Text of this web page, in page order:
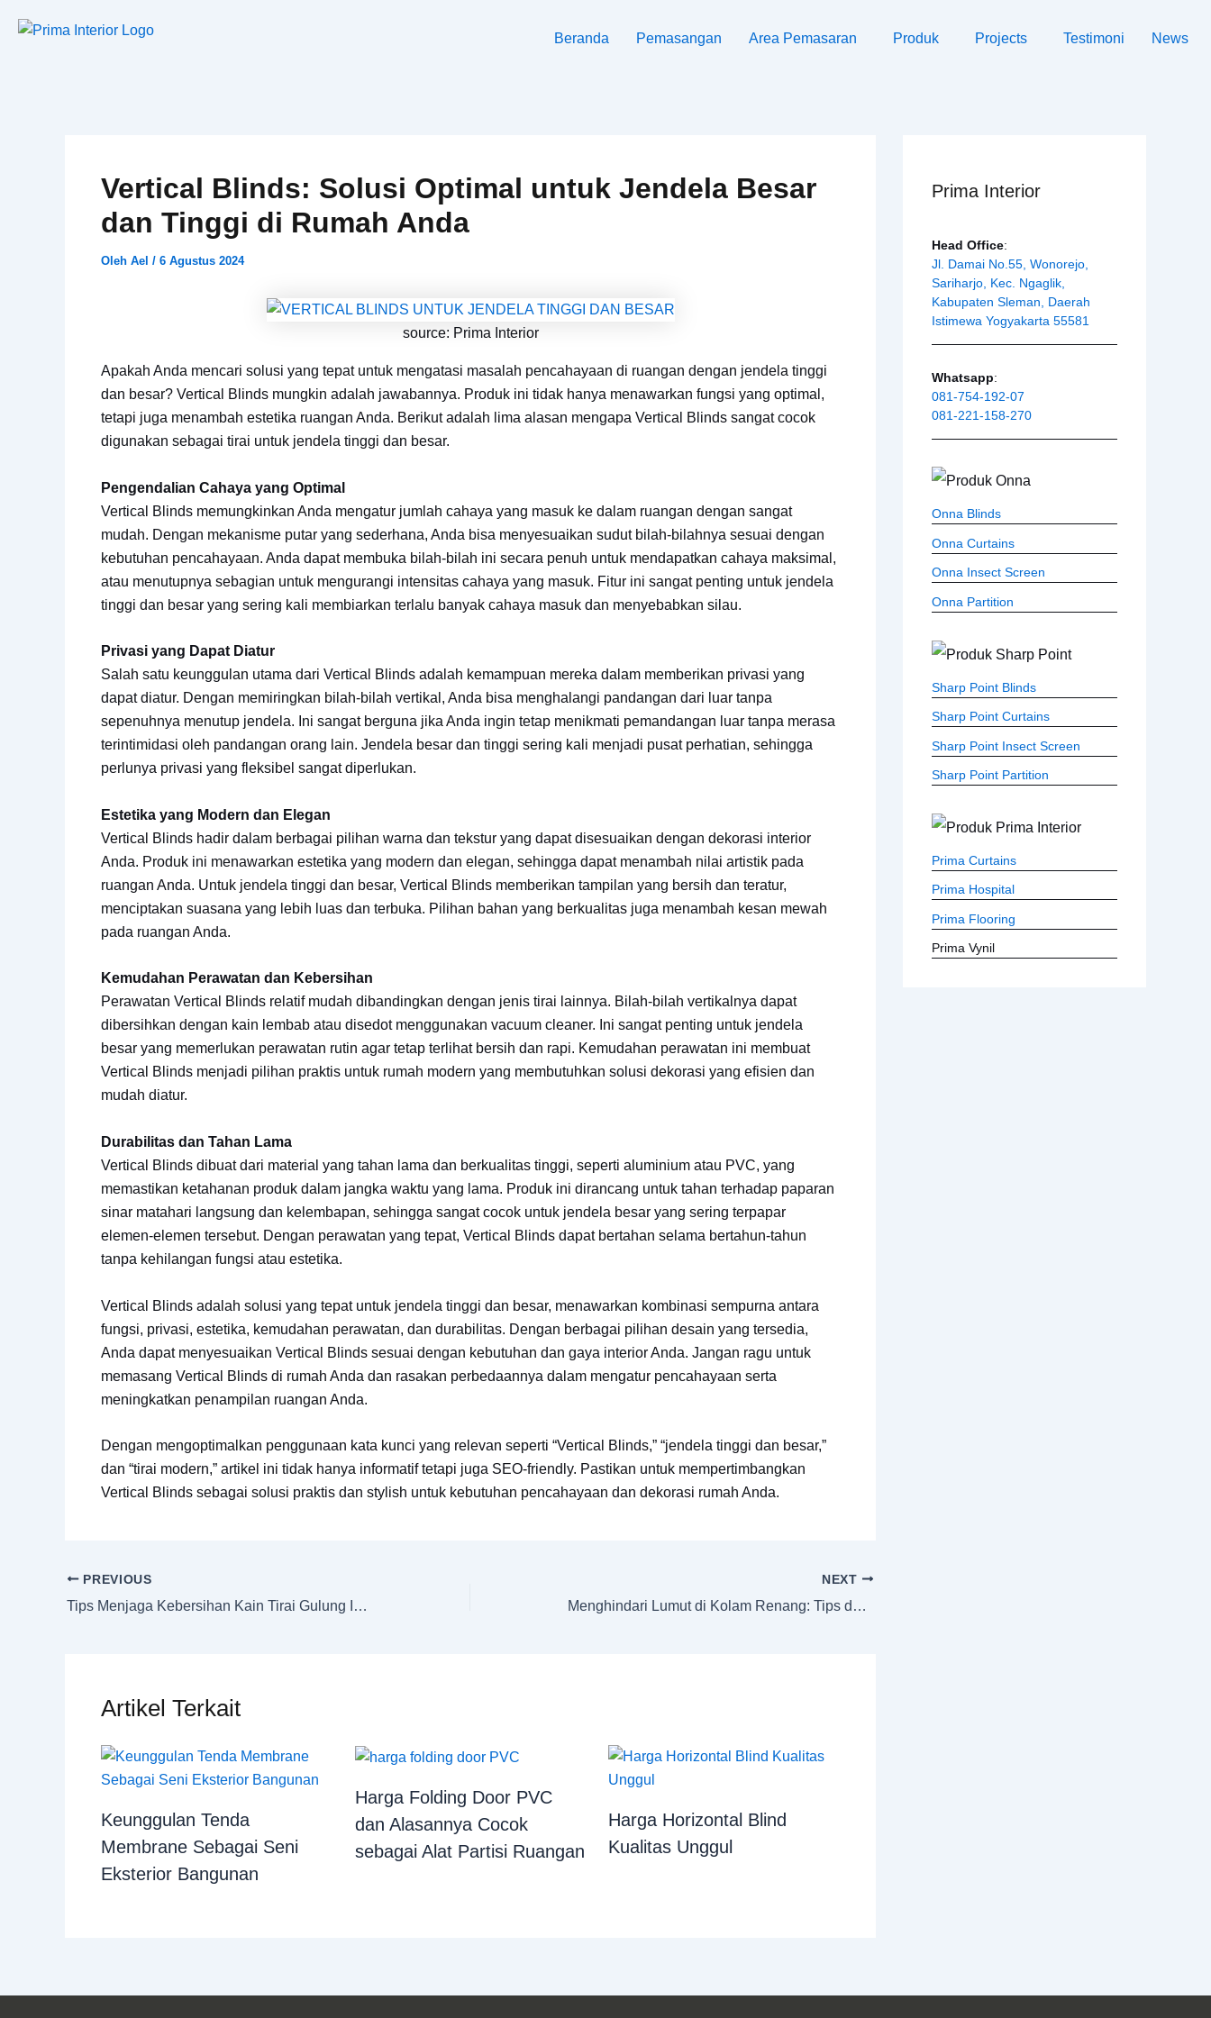
Beranda Pemasangan Area Pemasaran Produk Projects Testimoni News
Vertical Blinds: Solusi Optimal untuk Jendela Besar
dan Tinggi di Rumah Anda
Oleh Ael / 6 Agustus 2024
source: Prima Interior
Apakah Anda mencari solusi yang tepat untuk mengatasi masalah pencahayaan di ruangan dengan jendela tinggi
dan besar? Vertical Blinds mungkin adalah jawabannya. Produk ini tidak hanya menawarkan fungsi yang optimal,
tetapi juga menambah estetika ruangan Anda. Berikut adalah lima alasan mengapa Vertical Blinds sangat cocok
digunakan sebagai tirai untuk jendela tinggi dan besar.
Pengendalian Cahaya yang Optimal
Vertical Blinds memungkinkan Anda mengatur jumlah cahaya yang masuk ke dalam ruangan dengan sangat
mudah. Dengan mekanisme putar yang sederhana, Anda bisa menyesuaikan sudut bilah-bilahnya sesuai dengan
kebutuhan pencahayaan. Anda dapat membuka bilah-bilah ini secara penuh untuk mendapatkan cahaya maksimal,
atau menutupnya sebagian untuk mengurangi intensitas cahaya yang masuk. Fitur ini sangat penting untuk jendela
tinggi dan besar yang sering kali membiarkan terlalu banyak cahaya masuk dan menyebabkan silau.
Privasi yang Dapat Diatur
Salah satu keunggulan utama dari Vertical Blinds adalah kemampuan mereka dalam memberikan privasi yang
dapat diatur. Dengan memiringkan bilah-bilah vertikal, Anda bisa menghalangi pandangan dari luar tanpa
sepenuhnya menutup jendela. Ini sangat berguna jika Anda ingin tetap menikmati pemandangan luar tanpa merasa
terintimidasi oleh pandangan orang lain. Jendela besar dan tinggi sering kali menjadi pusat perhatian, sehingga
perlunya privasi yang fleksibel sangat diperlukan.
Estetika yang Modern dan Elegan
Vertical Blinds hadir dalam berbagai pilihan warna dan tekstur yang dapat disesuaikan dengan dekorasi interior
Anda. Produk ini menawarkan estetika yang modern dan elegan, sehingga dapat menambah nilai artistik pada
ruangan Anda. Untuk jendela tinggi dan besar, Vertical Blinds memberikan tampilan yang bersih dan teratur,
menciptakan suasana yang lebih luas dan terbuka. Pilihan bahan yang berkualitas juga menambah kesan mewah
pada ruangan Anda.
Kemudahan Perawatan dan Kebersihan
Perawatan Vertical Blinds relatif mudah dibandingkan dengan jenis tirai lainnya. Bilah-bilah vertikalnya dapat
dibersihkan dengan kain lembab atau disedot menggunakan vacuum cleaner. Ini sangat penting untuk jendela
besar yang memerlukan perawatan rutin agar tetap terlihat bersih dan rapi. Kemudahan perawatan ini membuat
Vertical Blinds menjadi pilihan praktis untuk rumah modern yang membutuhkan solusi dekorasi yang efisien dan
mudah diatur.
Durabilitas dan Tahan Lama
Vertical Blinds dibuat dari material yang tahan lama dan berkualitas tinggi, seperti aluminium atau PVC, yang
memastikan ketahanan produk dalam jangka waktu yang lama. Produk ini dirancang untuk tahan terhadap paparan
sinar matahari langsung dan kelembapan, sehingga sangat cocok untuk jendela besar yang sering terpapar
elemen-elemen tersebut. Dengan perawatan yang tepat, Vertical Blinds dapat bertahan selama bertahun-tahun
tanpa kehilangan fungsi atau estetika.
Vertical Blinds adalah solusi yang tepat untuk jendela tinggi dan besar, menawarkan kombinasi sempurna antara
fungsi, privasi, estetika, kemudahan perawatan, dan durabilitas. Dengan berbagai pilihan desain yang tersedia,
Anda dapat menyesuaikan Vertical Blinds sesuai dengan kebutuhan dan gaya interior Anda. Jangan ragu untuk
memasang Vertical Blinds di rumah Anda dan rasakan perbedaannya dalam mengatur pencahayaan serta
meningkatkan penampilan ruangan Anda.
Dengan mengoptimalkan penggunaan kata kunci yang relevan seperti “Vertical Blinds,” “jendela tinggi dan besar,”
dan “tirai modern,” artikel ini tidak hanya informatif tetapi juga SEO-friendly. Pastikan untuk mempertimbangkan
Vertical Blinds sebagai solusi praktis dan stylish untuk kebutuhan pencahayaan dan dekorasi rumah Anda.
PREVIOUS
Tips Menjaga Kebersihan Kain Tirai Gulung Indoor: Panduan Lengkap untuk Rumah Anda
NEXT
Menghindari Lumut di Kolam Renang: Tips dan Trik yang Wajib Anda Coba
Artikel Terkait
Keunggulan Tenda
Membrane Sebagai Seni
Eksterior Bangunan
Harga Folding Door PVC
dan Alasannya Cocok
sebagai Alat Partisi Ruangan
Harga Horizontal Blind
Kualitas Unggul
Prima Interior
Head Office:
Jl. Damai No.55, Wonorejo,
Sariharjo, Kec. Ngaglik,
Kabupaten Sleman, Daerah
Istimewa Yogyakarta 55581
Whatsapp:
081-754-192-07
081-221-158-270
Onna Blinds
Onna Curtains
Onna Insect Screen
Onna Partition
Sharp Point Blinds
Sharp Point Curtains
Sharp Point Insect Screen
Sharp Point Partition
Prima Curtains
Prima Hospital
Prima Flooring
Prima Vynil